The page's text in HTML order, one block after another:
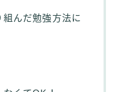
んだ勉強方法に